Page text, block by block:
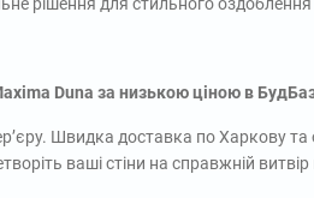
Duna за низькою ціною в
Швидка доставка по Харкову та
ваші стіни на справжній